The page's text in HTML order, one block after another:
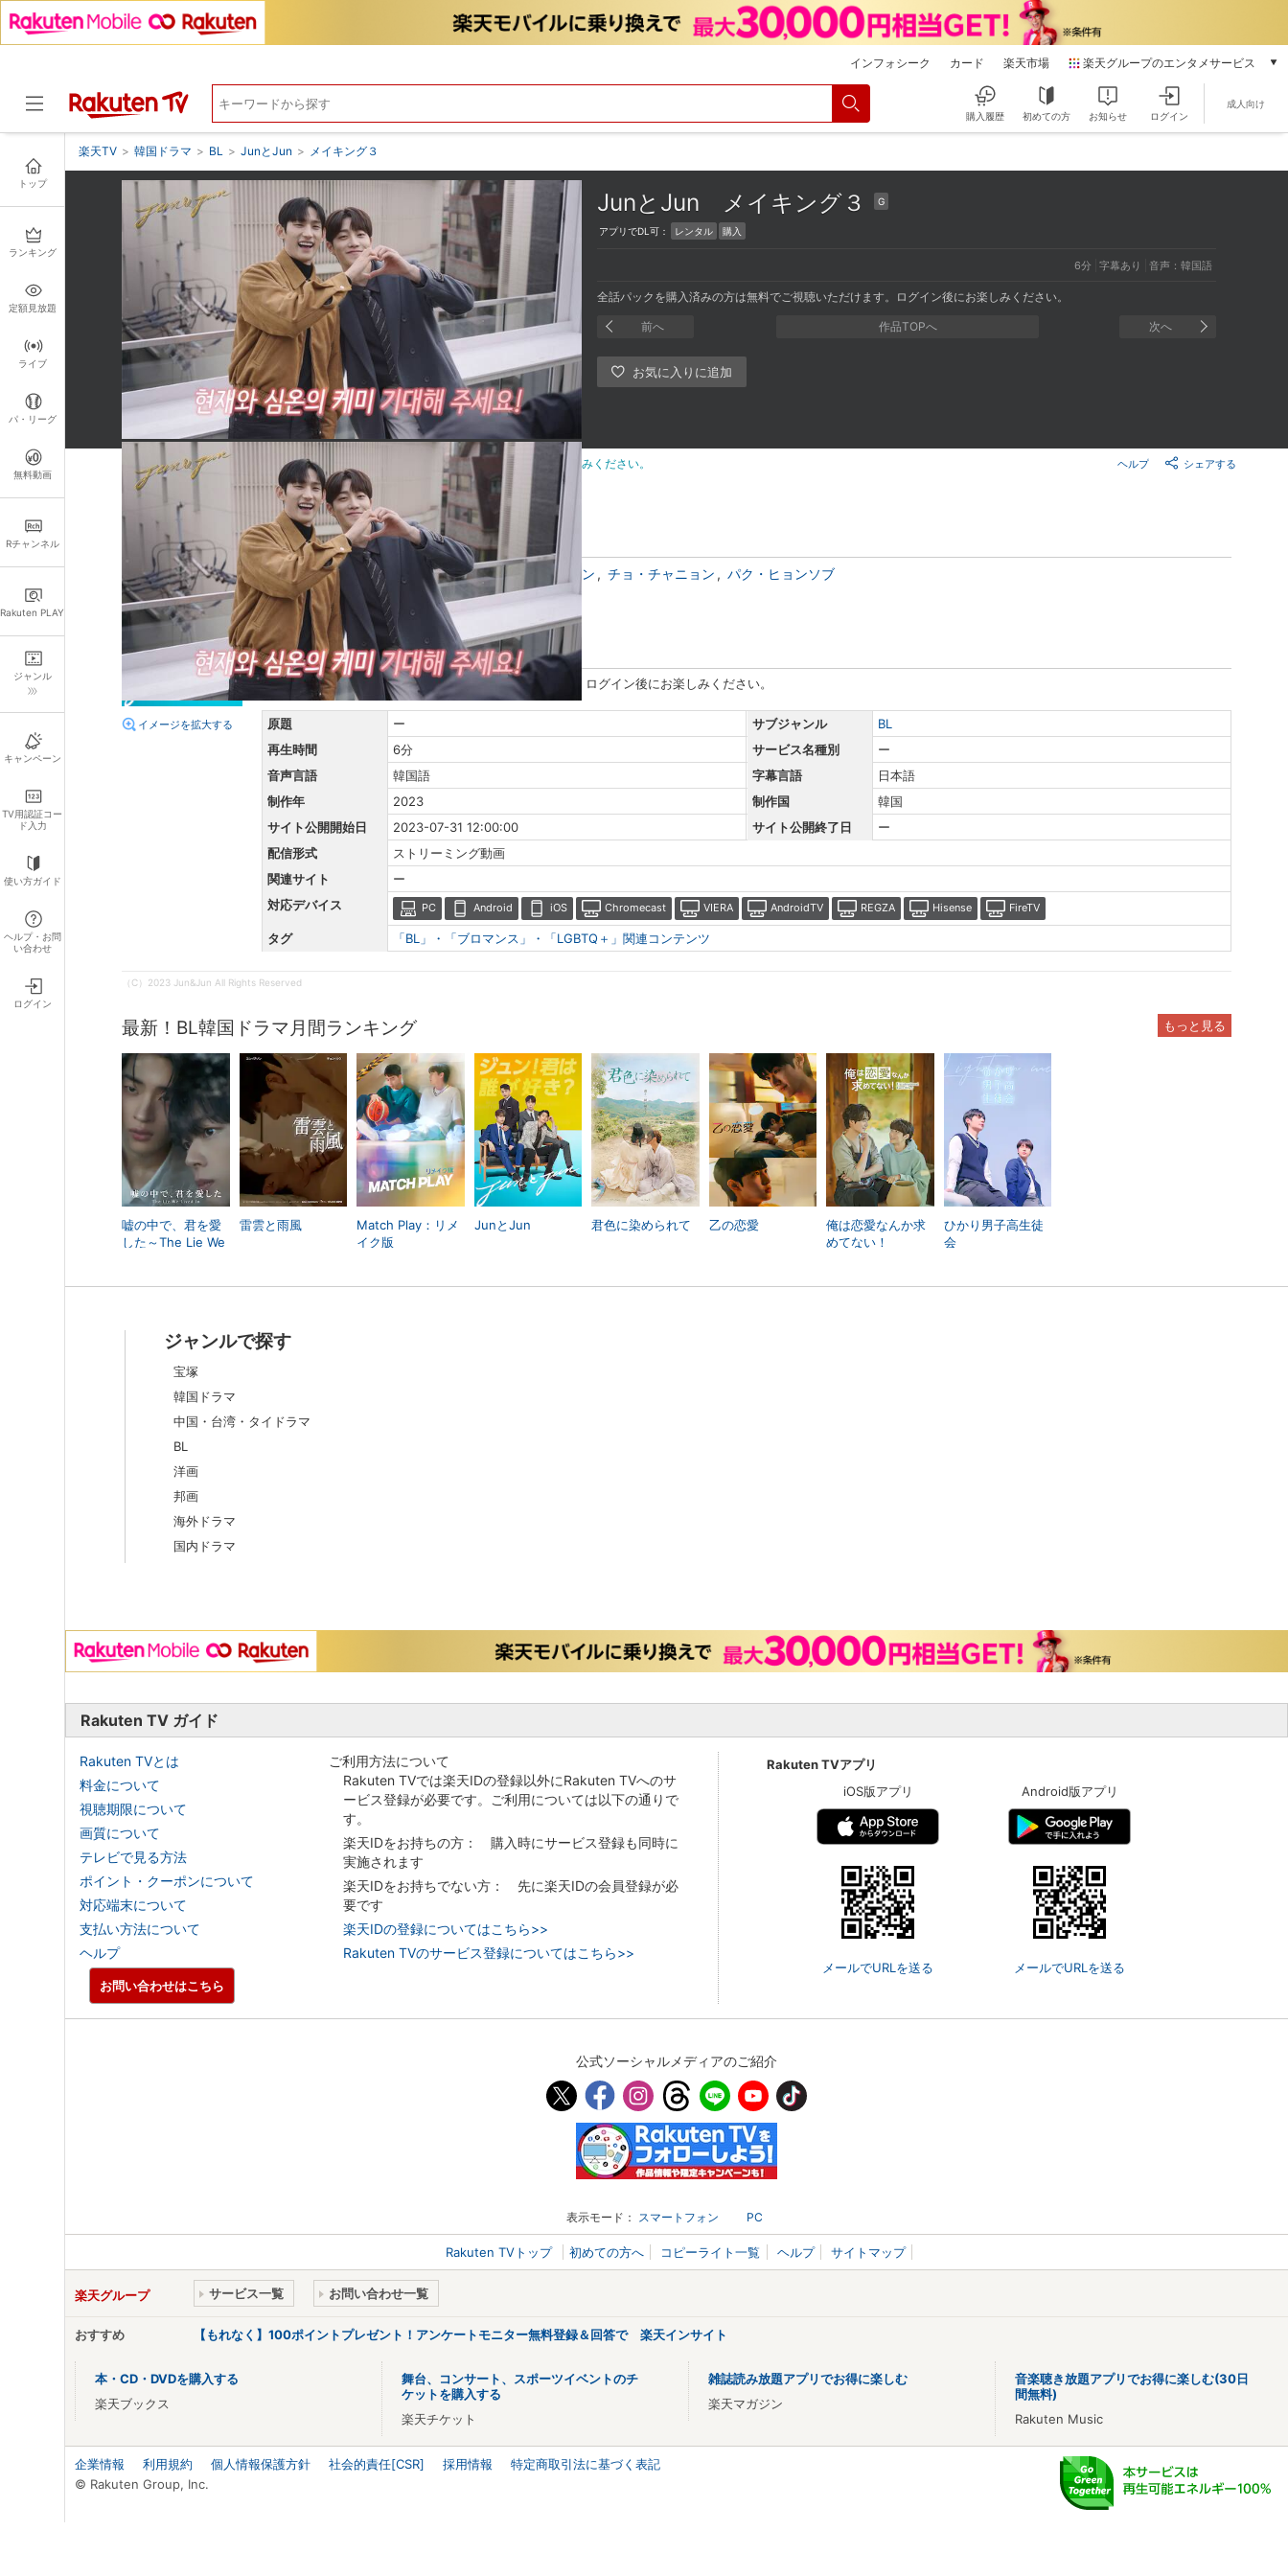
インフォシーク カード 楽天市場 楽天グループのエンタメサービス
本/ゲーム/CD/DVD
音楽配信
動画配信
動画配信ガイド
エンタメニュース
購入履歴 初めての方 お知らせ ログイン
成人向け
トップ
ランキング
定額見放題
ライブ
パ・リーグ
無料動画
Rチャンネル
Rakuten PLAY
ジャンル
キャンペーン
TV用認証コー
ド入力
使い方ガイド
ヘルプ・お問
い合わせ
ログイン
楽天TV > 韓国ドラマ > BL > JunとJun > メイキング３
JunとJun メイキング３ G
アプリでDL可： レンタル 購入
6分 字幕あり 音声：韓国語
全話パックを購入済みの方は無料でご視聴いただけます。ログイン後にお楽しみください。
前へ 作品TOPへ 次へ
シェアする
ヘルプ
おしらせ 全話パックを購入済みの方は無料でご視聴いただけます。ログイン後にお楽しみください。
詳細情報
イメージを拡大する
キャスト・スタッフ
出演： キ・ヒョヌ ヤン・ジュンモ チョン・イェビン チョ・チャニョン
パク・ヒョンソブ
監督：キム・ウネ
脚本：ユン・ナラ
あらすじ
全話パックを購入済みの方は無料でご視聴いただけます。ログイン後にお楽しみください。
原題 ー サブジャンル
BL
再生時間
6分 サービス名種別
ー
音声言語
韓国語 字幕言語
日本語
制作年
2023 制作国
韓国
サイト公開開始日
2023-07-31 12:00:00 サイト公開終了日
ー
配信形式
ストリーミング動画
関連サイト
ー
対応デバイス
PC Android iOS Chromecast VIERA AndroidTV REGZA Hisense FireTV
タグ 「BL」・「ブロマンス」・「LGBTQ＋」関連コンテンツ
（C）2023 Jun&Jun All Rights Reserved
最新！BL韓国ドラマ月間ランキング もっと見る
嘘の中で、君を愛
した～The Lie We
雷雲と雨風
Match Play：リメ
イク版
JunとJun 君色に染められて 乙の恋愛
俺は恋愛なんか求
めてない！
ひかり男子高生徒
会
ジャンルで探す
宝塚
韓国ドラマ
中国・台湾・タイドラマ
BL
洋画
邦画
海外ドラマ
国内ドラマ
Rakuten TV ガイド
Rakuten TVとは
料金について
視聴期限について
画質について
テレビで見る方法
ポイント・クーポンについて
対応端末について
支払い方法について
ヘルプ
ご利用方法について
Rakuten TVでは楽天IDの登録以外にRakuten TVへのサ
ービス登録が必要です。ご利用については以下の通りで
す。
楽天IDをお持ちの方： 購入時にサービス登録も同時に
実施されます
楽天IDをお持ちでない方： 先に楽天IDの会員登録が必
要です
楽天IDの登録についてはこちら>>
Rakuten TVのサービス登録についてはこちら>>
Rakuten TVアプリ
iOS版アプリ
メールでURLを送る
Android版アプリ
メールでURLを送る
お問い合わせはこちら
公式ソーシャルメディアのご紹介
表示モード： スマートフォン PC
Rakuten TVトップ 初めての方へ コピーライト一覧 ヘルプ サイトマップ
楽天グループ サービス一覧 お問い合わせ一覧
おすすめ 【もれなく】100ポイントプレゼント！アンケートモニター無料登録＆回答で 楽天インサイト
本・CD・DVDを購入する
楽天ブックス
舞台、コンサート、スポーツイベントのチ
ケットを購入する
楽天チケット
雑誌読み放題アプリでお得に楽しむ
楽天マガジン
音楽聴き放題アプリでお得に楽しむ(30日
間無料)
Rakuten Music
企業情報 利用規約 個人情報保護方針 社会的責任[CSR] 採用情報
特定商取引法に基づく表記
© Rakuten Group, Inc.